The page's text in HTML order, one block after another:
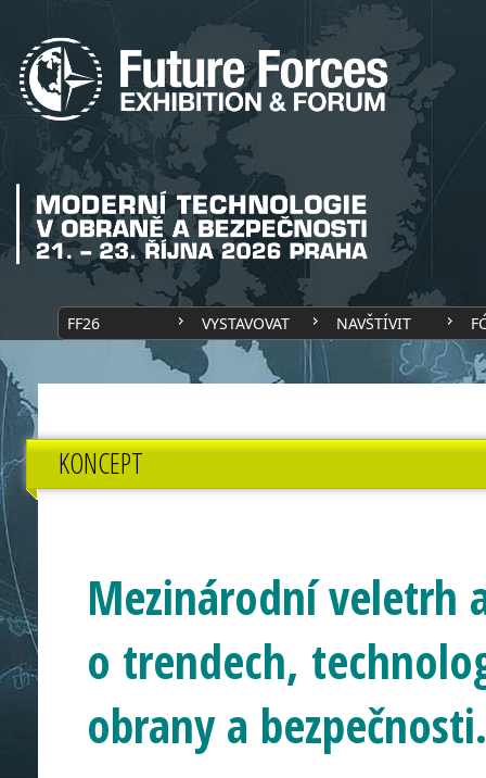
FF26 VYSTAVOVAT NAVŠTÍVIT
KONCEPT
Mezinárodní veletrh
o trendech,
obrany a bezpečnosti.